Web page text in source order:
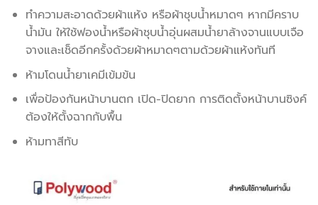
ทำความสะอาดด้วยผ้าแห้ง หรือผ้าชุบน้ำหมาดๆ หากมีคราบ
น้ำมัน ให้ใช้ฟองน้ำหรือผ้าชุบน้ำอุ่นผสมน้ำยาล้างจานแบบเจือ
จางและเช็ดอีกครั้งด้วยผ้าหมาดๆตามด้วยผ้าแห้งทันที
ห้ามโดนน้ำยาเคมีเข้มข้น
เพื่อป้องกันหน้าบานตก เปิด-ปิดยาก การติดตั้งหน้าบานซิงค์
ต้องให้ตั้งฉากกับพื้น
ห้ามทาสีทับ